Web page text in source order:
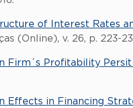
of Interest Rates
(Online), v. 26, p. 223-
Firm´s Profitability Persit
Effects in Financing